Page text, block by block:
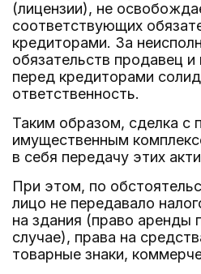
(лицензии), не
соответствующих
кредиторами. За
обязательств продавец и
перед кредиторами
ответственность.
Таким образом, сделка с
имущественным
в себя передачу этих
При этом, по
лицо не передавало
на здания (право аренды
случае), права на
товарные знаки,